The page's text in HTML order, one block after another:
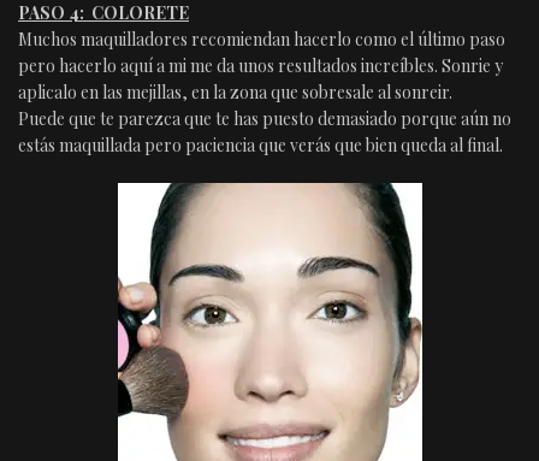
PASO 4: COLORETE
Muchos maquilladores recomiendan hacerlo como el último paso
pero hacerlo aquí a mi me da unos resultados increíbles. Sonrie y
aplicalo en las mejillas, en la zona que sobresale al sonreir.
Puede que te parezca que te has puesto demasiado porque aún no
estás maquillada pero paciencia que verás que bien queda al final.